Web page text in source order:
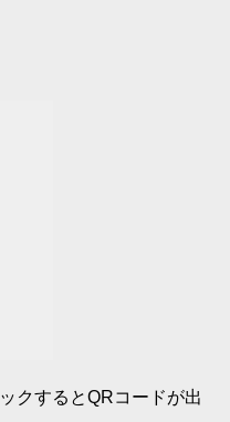
クするとQRコードが出